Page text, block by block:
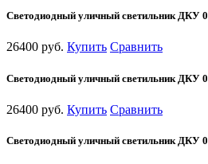
Светодиодный уличный светильник ДКУ
26400 руб. Купить Сравнить
Светодиодный уличный светильник ДКУ
26400 руб. Купить Сравнить
Светодиодный уличный светильник ДКУ